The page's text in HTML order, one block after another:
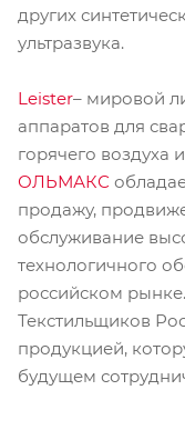
других
ультразвука.
Leister– мировой
аппаратов для
горячего воздуха
ОЛЬМАКС
продажу,
обслуживание
технологичного
российском
Текстильщиков
продукцией,
будущем